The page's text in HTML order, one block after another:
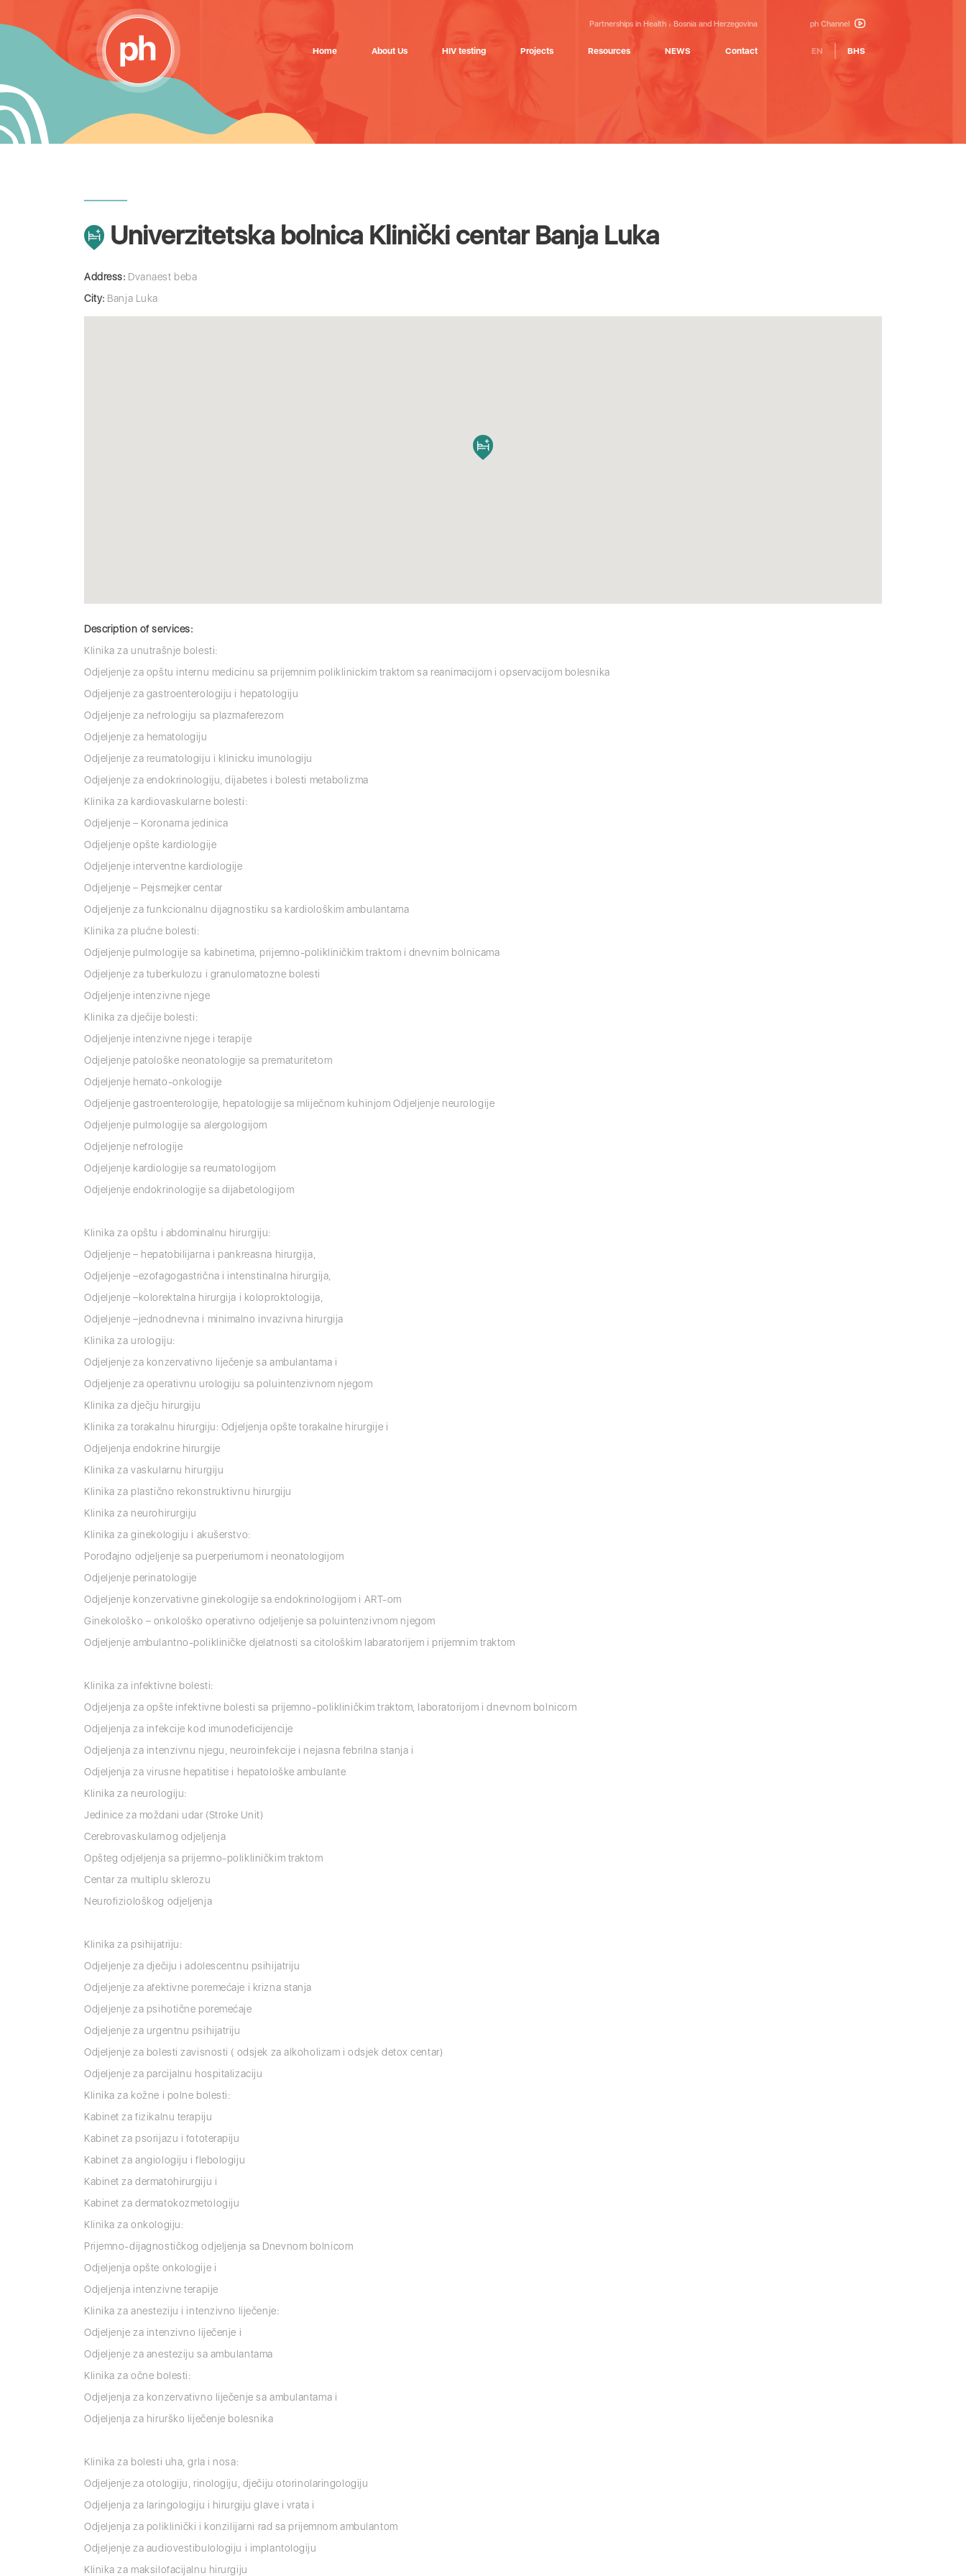
Partnerships in Health Bosnia and Herzegovina ph Channel
Home About Us HIV testing Projects Resources NEWS Contact EN BHS
Univerzitetska bolnica Klinički centar Banja Luka
Address: Dvanaest beba
City: Banja Luka
Description of services:
Klinika za unutrašnje bolesti:
Odjeljenje za opštu internu medicinu sa prijemnim poliklinickim traktom sa reanimacijom i opservacijom bolesnika
Odjeljenje za gastroenterologiju i hepatologiju
Odjeljenje za nefrologiju sa plazmaferezom
Odjeljenje za hematologiju
Odjeljenje za reumatologiju i klinicku imunologiju
Odjeljenje za endokrinologiju, dijabetes i bolesti metabolizma
Klinika za kardiovaskularne bolesti:
Odjeljenje – Koronarna jedinica
Odjeljenje opšte kardiologije
Odjeljenje interventne kardiologije
Odjeljenje – Pejsmejker centar
Odjeljenje za funkcionalnu dijagnostiku sa kardiološkim ambulantama
Klinika za plućne bolesti:
Odjeljenje pulmologije sa kabinetima, prijemno-polikliničkim traktom i dnevnim bolnicama
Odjeljenje za tuberkulozu i granulomatozne bolesti
Odjeljenje intenzivne njege
Klinika za dječije bolesti:
Odjeljenje intenzivne njege i terapije
Odjeljenje patološke neonatologije sa prematuritetom
Odjeljenje hemato-onkologije
Odjeljenje gastroenterologije, hepatologije sa mliječnom kuhinjom Odjeljenje neurologije
Odjeljenje pulmologije sa alergologijom
Odjeljenje nefrologije
Odjeljenje kardiologije sa reumatologijom
Odjeljenje endokrinologije sa dijabetologijom
Klinika za opštu i abdominalnu hirurgiju:
Odjeljenje – hepatobilijarna i pankreasna hirurgija,
Odjeljenje –ezofagogastrična i intenstinalna hirurgija,
Odjeljenje –kolorektalna hirurgija i koloproktologija,
Odjeljenje –jednodnevna i minimalno invazivna hirurgija
Klinika za urologiju:
Odjeljenje za konzervativno liječenje sa ambulantama i
Odjeljenje za operativnu urologiju sa poluintenzivnom njegom
Klinika za dječju hirurgiju
Klinika za torakalnu hirurgiju: Odjeljenja opšte torakalne hirurgije i
Odjeljenja endokrine hirurgije
Klinika za vaskularnu hirurgiju
Klinika za plastično rekonstruktivnu hirurgiju
Klinika za neurohirurgiju
Klinika za ginekologiju i akušerstvo:
Porođajno odjeljenje sa puerperiumom i neonatologijom
Odjeljenje perinatologije
Odjeljenje konzervativne ginekologije sa endokrinologijom i ART-om
Ginekološko – onkološko operativno odjeljenje sa poluintenzivnom njegom
Odjeljenje ambulantno-polikliničke djelatnosti sa citološkim labaratorijem i prijemnim traktom
Klinika za infektivne bolesti:
Odjeljenja za opšte infektivne bolesti sa prijemno-polikliničkim traktom, laboratorijom i dnevnom bolnicom
Odjeljenja za infekcije kod imunodeficijencije
Odjeljenja za intenzivnu njegu, neuroinfekcije i nejasna febrilna stanja i
Odjeljenja za virusne hepatitise i hepatološke ambulante
Klinika za neurologiju:
Jedinice za moždani udar (Stroke Unit)
Cerebrovaskularnog odjeljenja
Opšteg odjeljenja sa prijemno-polikliničkim traktom
Centar za multiplu sklerozu
Neurofiziološkog odjeljenja
Klinika za psihijatriju:
Odjeljenje za dječiju i adolescentnu psihijatriju
Odjeljenje za afektivne poremećaje i krizna stanja
Odjeljenje za psihotične poremećaje
Odjeljenje za urgentnu psihijatriju
Odjeljenje za bolesti zavisnosti ( odsjek za alkoholizam i odsjek detox centar)
Odjeljenje za parcijalnu hospitalizaciju
Klinika za kožne i polne bolesti:
Kabinet za fizikalnu terapiju
Kabinet za psorijazu i fototerapiju
Kabinet za angiologiju i flebologiju
Kabinet za dermatohirurgiju i
Kabinet za dermatokozmetologiju
Klinika za onkologiju:
Prijemno-dijagnostičkog odjeljenja sa Dnevnom bolnicom
Odjeljenja opšte onkologije i
Odjeljenja intenzivne terapije
Klinika za anesteziju i intenzivno liječenje:
Odjeljenje za intenzivno liječenje i
Odjeljenje za anesteziju sa ambulantama
Klinika za očne bolesti:
Odjeljenja za konzervativno liječenje sa ambulantama i
Odjeljenja za hirurško liječenje bolesnika
Klinika za bolesti uha, grla i nosa:
Odjeljenje za otologiju, rinologiju, dječiju otorinolaringologiju
Odjeljenja za laringologiju i hirurgiju glave i vrata i
Odjeljenja za poliklinički i konzilijarni rad sa prijemnom ambulantom
Odjeljenje za audiovestibulologiju i implantologiju
Klinika za maksilofacijalnu hirurgiju